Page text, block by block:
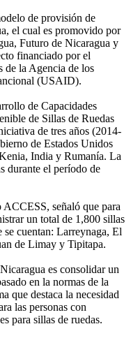
de provisión de
el cual es promovido por
Futuro de Nicaragua y
financiado por el
de la Agencia de los
(USAID).
de Capacidades
de Sillas de Ruedas
de tres años (2014-
de Estados Unidos
India y Rumanía. La
durante el período de
señaló que para
un total de 1,800 sillas
se cuentan: Larreynaga, El
de Limay y Tipitapa.
es consolidar un
en la normas de la
que destaca la necesidad
las personas con
para sillas de ruedas.